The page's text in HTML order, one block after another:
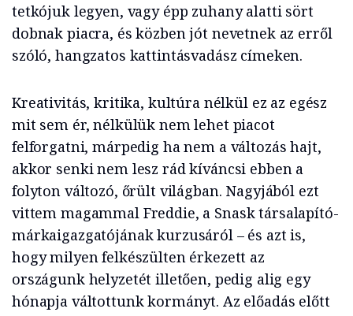
tetkójuk legyen, vagy épp zuhany alatti sört
dobnak piacra, és közben jót nevetnek az erről
szóló, hangzatos kattintásvadász címeken.
Kreativitás, kritika, kultúra nélkül ez az egész
mit sem ér, nélkülük nem lehet piacot
felforgatni, márpedig ha nem a változás hajt,
akkor senki nem lesz rád kíváncsi ebben a
folyton változó, őrült világban. Nagyjából ezt
vittem magammal Freddie, a Snask társalapító-
márkaigazgatójának kurzusáról – és azt is,
hogy milyen felkészülten érkezett az
országunk helyzetét illetően, pedig alig egy
hónapja váltottunk kormányt. Az előadás előtt